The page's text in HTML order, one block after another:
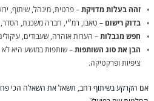
זהה בעלות מדויקת– פרטית, מינהל, שיתוף,
בדוק רישום – טאבו, רמ״י, חברה משכנת, הסדר,
חפש מגבלות– הערות אזהרה, שעבודים,
הבן את סוג השותפות– שותפות במושע היא
ציפיות ופרקטיקה.
אם הקרקע בשיתוף רחב, תשאל את השאלה הכי